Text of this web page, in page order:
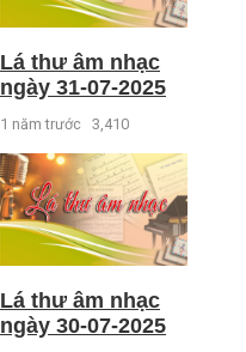
Lá thư âm nhạc
ngày 31-07-2025
1 năm trước 3,410
Lá thư âm nhạc
ngày 30-07-2025